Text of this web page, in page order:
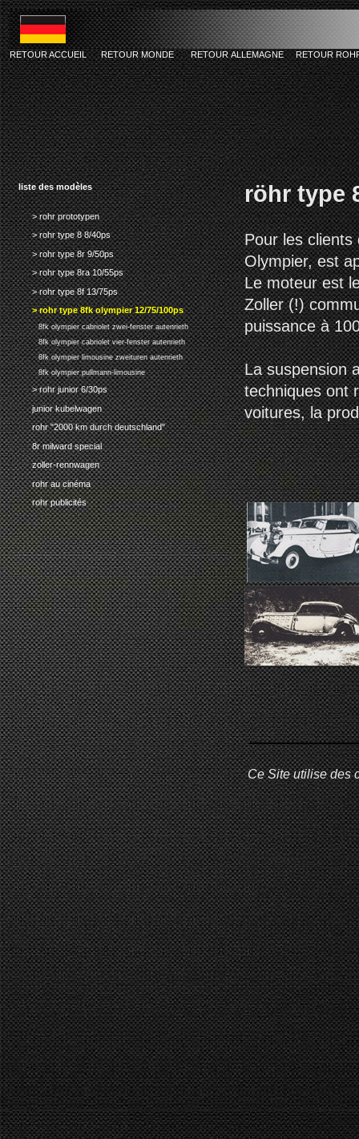
liste des modèles
> rohr prototypen
> rohr type 8 8/40ps
> rohr type 8r 9/50ps
> rohr type 8ra 10/55ps
> rohr type 8f 13/75ps
> rohr type 8fk olympier 12/75/100ps
8fk olympier cabriolet zwei-fenster autenrieth
8fk olympier cabriolet vier-fenster autenrieth
8fk olympier limousine zweituren autenrieth
8fk olympier pullmann-limousine
> rohr junior 6/30ps
junior kubelwagen
rohr "2000 km durch deutschland"
8r milward special
zoller-rennwagen
rohr au cinéma
rohr publicités
röhr type
Pour les clients
Olympier, est
Le moteur est
Zoller (!)
puissance à
La suspension
techniques ont
voitures, la
Ce Site utilise des
RETOUR ACCUEIL RETOUR MONDE RETOUR ALLEMAGNE RETOUR